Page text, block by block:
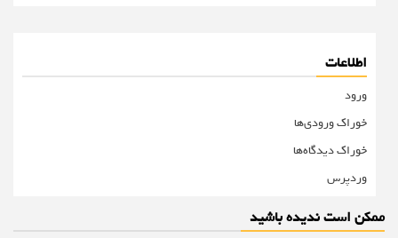
اطلاعات
ورود
خوراک ورودی‌ها
خوراک دیدگاه‌ها
وردپرس
ممکن است ندیده باشید